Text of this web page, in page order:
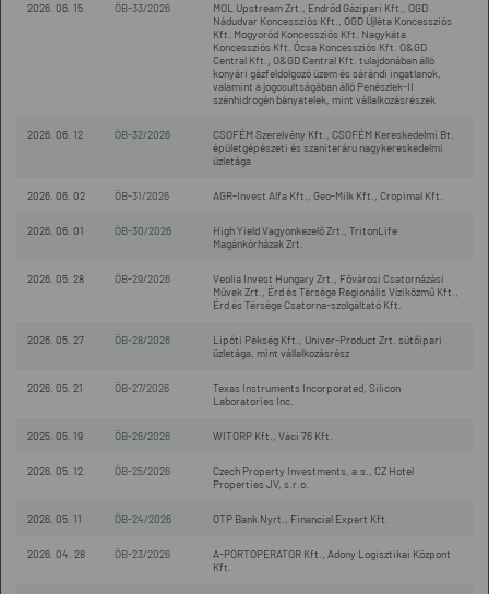
2026. 06. 15 ÖB-33/2026
MOL Upstream Zrt., Endrőd Gázipari Kft., OGD
Nádudvar Koncessziós Kft., OGD Újléta Koncessziós
Kft. Mogyoród Koncessziós Kft. Nagykáta
Koncessziós Kft. Ócsa Koncessziós Kft. O&GD
Central Kft., O&GD Central Kft. tulajdonában álló
konyári gázfeldolgozó üzem és sárándi ingatlanok,
valamint a jogosultságában álló Penészlek-II
szénhidrogén bányatelek, mint vállalkozásrészek
2026. 06. 12 ÖB-32/2026
CSOFÉM Szerelvény Kft., CSOFÉM Kereskedelmi Bt.
épületgépészeti és szaniteráru nagykereskedelmi
üzletága
2026. 06. 02 ÖB-31/2026 AGR-Invest Alfa Kft., Geo-Milk Kft., Cropimal Kft.
2026. 06. 01 ÖB-30/2026
High Yield Vagyonkezelő Zrt., TritonLife
Magánkórházak Zrt.
2026. 05. 28 ÖB-29/2026
Veolia Invest Hungary Zrt., Fővárosi Csatornázási
Művek Zrt., Érd és Térsége Regionális Víziközmű Kft.,
Érd és Térsége Csatorna-szolgáltató Kft.
2026. 05. 27 ÖB-28/2026
Lipóti Pékség Kft., Univer-Product Zrt. sütőipari
üzletága, mint vállalkozásrész
2026. 05. 21 ÖB-27/2026
Texas Instruments Incorporated, Silicon
Laboratories Inc.
2025. 05. 19 ÖB-26/2026 WITORP Kft., Váci 76 Kft.
2026. 05. 12 ÖB-25/2026
Czech Property Investments, a.s., CZ Hotel
Properties JV, s.r.o.
2026. 05. 11 ÖB-24/2026 OTP Bank Nyrt., Financial Expert Kft.
2026. 04. 28 ÖB-23/2026
A-PORTOPERATOR Kft., Adony Logisztikai Központ
Kft.